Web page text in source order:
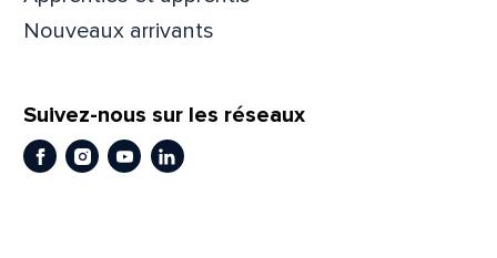
Nouveaux arrivants
Suivez-nous sur les réseaux
Facebook
Instagram
YoutubeLinkedIn